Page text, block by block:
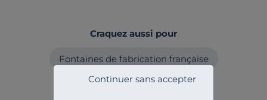
Continuer sans accepter
Craquez aussi pour
Fontaines de fabrication française
Jardin de fabrication française